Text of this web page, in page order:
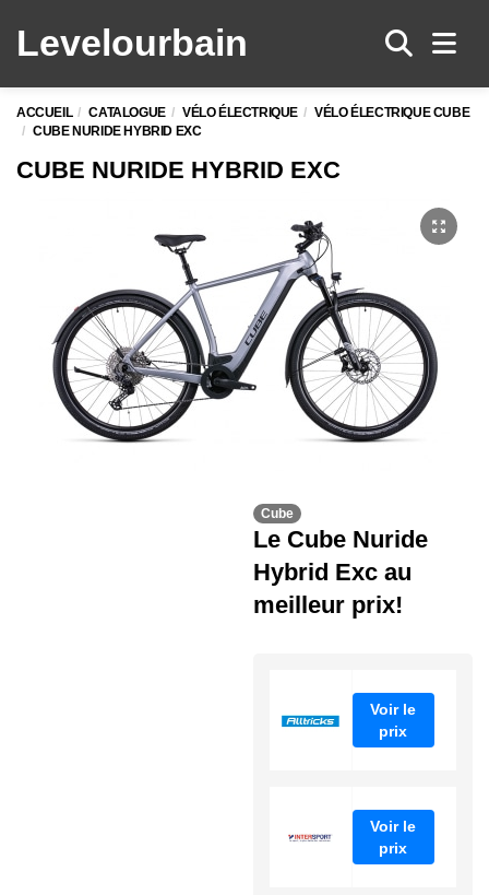
Levelourbain
ACCUEIL CATALOGUE VÉLO ÉLECTRIQUE
VÉLO ÉLECTRIQUE CUBE
CUBE NURIDE HYBRID EXC
CUBE NURIDE HYBRID EXC
Cube
Le Cube Nuride
Hybrid Exc au
meilleur prix!
Voir le
prix
Voir le
prix